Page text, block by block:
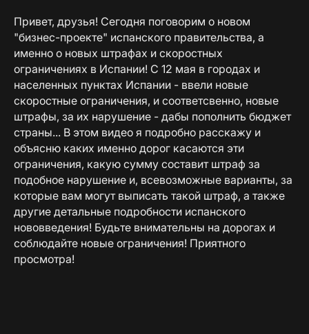
Привет, друзья! Сегодня поговорим о новом
"бизнес-проекте" испанского правительства, а
именно о новых штрафах и скоростных
ограничениях в Испании! С 12 мая в городах и
населенных пунктах Испании - ввели новые
скоростные ограничения, и соответсвенно, новые
штрафы, за их нарушение - дабы пополнить бюджет
страны... В этом видео я подробно расскажу и
объясню каких именно дорог касаются эти
ограничения, какую сумму составит штраф за
подобное нарушение и, всевозможные варианты, за
которые вам могут выписать такой штраф, а также
другие детальные подробности испанского
нововведения! Будьте внимательны на дорогах и
соблюдайте новые ограничения! Приятного
просмотра!